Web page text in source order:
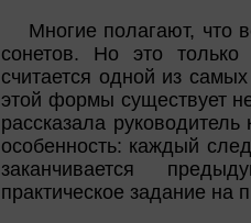
Многие полагают, что
сонетов. Но это
считается одной из
этой формы существует
рассказала
особенность: каждый
заканчивается
практическое задание на